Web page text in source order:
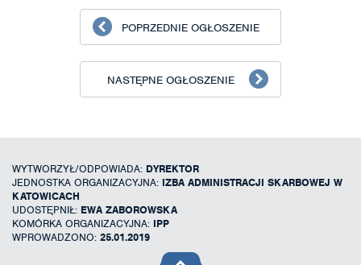
POPRZEDNIE OGŁOSZENIE
NASTĘPNE OGŁOSZENIE
WYTWORZYŁ/ODPOWIADA: DYREKTOR
JEDNOSTKA ORGANIZACYJNA: IZBA ADMINISTRACJI SKARBOWEJ W
KATOWICACH
UDOSTĘPNIŁ: EWA ZABOROWSKA
KOMÓRKA ORGANIZACYJNA: IPP
WPROWADZONO: 25.01.2019